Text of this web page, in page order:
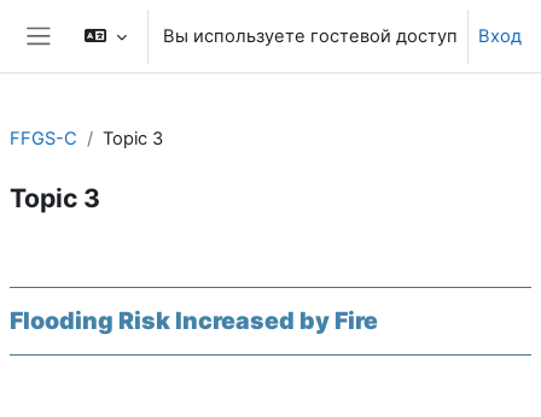
Перейти к основному содержанию
Боковая панель
Вы используете гостевой доступ Вход
FFGS-C Topic 3
Topic 3
Flooding Risk Increased by Fire